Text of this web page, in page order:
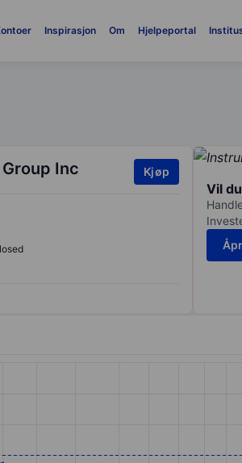
Inspirasjon Om Hjelpeportal
Inc
Kjøp
Vil